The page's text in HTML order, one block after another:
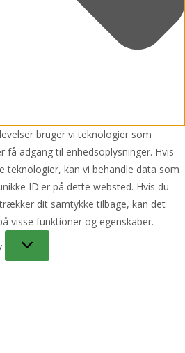
bruger vi teknologier som
adgang til enhedsoplysninger. Hvis
teknologier, kan vi behandle data som
ID'er på dette websted. Hvis du
dit samtykke tilbage, kan det
visse funktioner og egenskaber.